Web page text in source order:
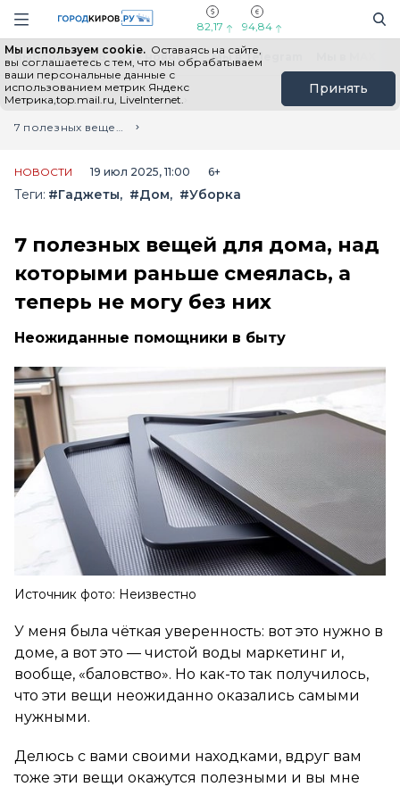
Навигация сайта
82,17 94,84
Мы используем cookie. Оставаясь на сайте,
вы соглашаетесь с тем, что мы обрабатываем
ваши персональные данные с
использованием метрик Яндекс
Метрика,top.mail.ru, LiveInternet.
Принять
Выборы - 2026 Все новости Мы в Telegram
Главная
Лента новостей
7 полезных вещей для дома, над которыми раньше смеялась, а теперь не могу без них
НОВОСТИ 19 июл 2025, 11:00 6+
Теги: #Гаджеты #Дом #Уборка
7 полезных вещей для дома, над
которыми раньше смеялась, а
теперь не могу без них
Неожиданные помощники в быту
Источник фото: Неизвестно
У меня была чёткая уверенность: вот это нужно в
доме, а вот это — чистой воды маркетинг и,
вообще, «баловство». Но как-то так получилось,
что эти вещи неожиданно оказались самыми
нужными.
Делюсь с вами своими находками, вдруг вам
тоже эти вещи окажутся полезными и вы мне